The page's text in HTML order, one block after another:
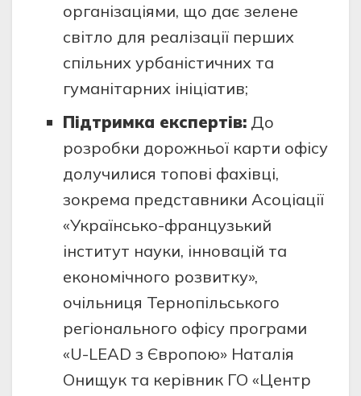
організаціями, що дає зелене
світло для реалізації перших
спільних урбаністичних та
гуманітарних ініціатив;
Підтримка експертів:До
розробки дорожньої карти офісу
долучилися топові фахівці,
зокрема представники Асоціації
«Українсько-французький
інститут науки, інновацій та
економічного розвитку»,
очільниця Тернопільського
регіонального офісу програми
«U-LEAD з Європою» Наталія
Онищук та керівник ГО «Центр